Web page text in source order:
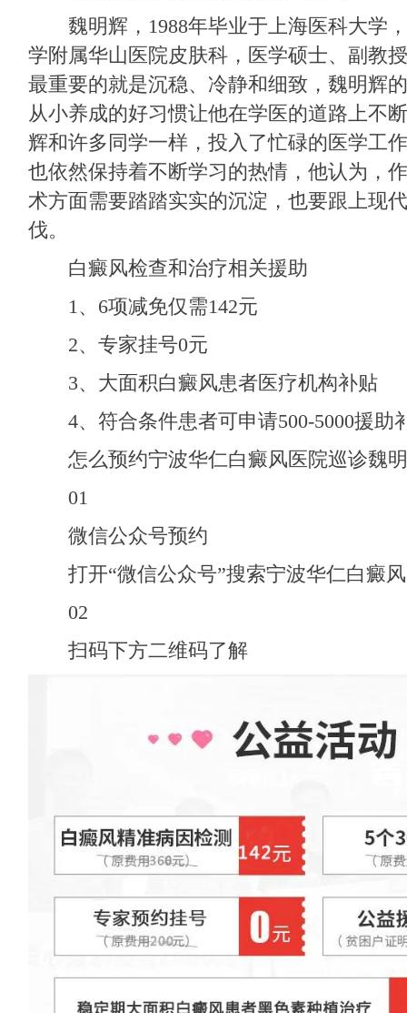
魏明辉，1988年毕业于上海医科大学
学附属华山医院皮肤科，医学硕士、副教
最重要的就是沉稳、冷静和细致，魏明辉
从小养成的好习惯让他在学医的道路上不
辉和许多同学一样，投入了忙碌的医学工
也依然保持着不断学习的热情，他认为，
术方面需要踏踏实实的沉淀，也要跟上现
伐。
白癜风检查和治疗相关援助
1、6项减免仅需142元
2、专家挂号0元
3、大面积白癜风患者医疗机构补贴
4、符合条件患者可申请500-5000援助
怎么预约宁波华仁白癜风医院巡诊魏
01
微信公众号预约
打开“微信公众号”搜索宁波华仁白癜风
02
扫码下方二维码了解